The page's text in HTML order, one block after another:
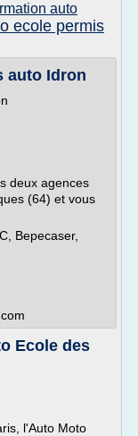
auto
ecole permis
auto Idron
deux agences
(64) et vous
Bepecaser,
Ecole des
l'Auto Moto